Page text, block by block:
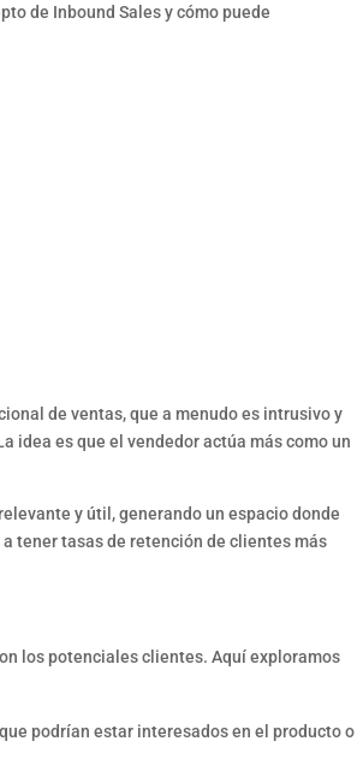
de Inbound Sales y cómo puede
de ventas, que a menudo es intrusivo y
idea es que el vendedor actúa más como un
y útil, generando un espacio donde
tener tasas de retención de clientes más
los potenciales clientes. Aquí exploramos
podrían estar interesados en el producto o